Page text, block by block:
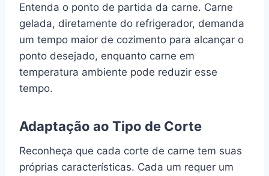
Entenda o ponto de partida da carne. Carne
gelada, diretamente do refrigerador, demanda
um tempo maior de cozimento para alcançar o
ponto desejado, enquanto carne em
temperatura ambiente pode reduzir esse
tempo.
Adaptação ao Tipo de Corte
Reconheça que cada corte de carne tem suas
próprias características. Cada um requer um